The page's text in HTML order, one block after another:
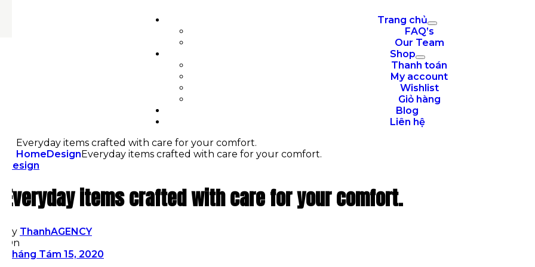
Trang chủ
FAQ’s
Our Team
Shop
Thanh toán
My account
Wishlist
Giỏ hàng
Blog
Liên hệ
Everyday items crafted with care for your comfort.
HomeDesignEveryday items crafted with care for your comfort.
Design
Everyday items crafted with care for your comfort.
By ThanhAGENCY
On
Tháng Tám 15, 2020